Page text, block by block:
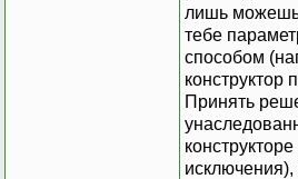
лишь можешь
тебе
способом
конструктор
Принять
исключения),